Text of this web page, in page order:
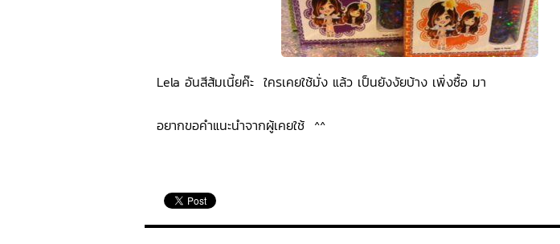
Lela อันสีส้มเนี้ยค๊ะ ใครเคยใช้มั่ง แล้ว เป็นยังงัยบ้าง เพิ่งซื้อ มา
อยากขอคำแนะนำจากผู้เคยใช้ ^^